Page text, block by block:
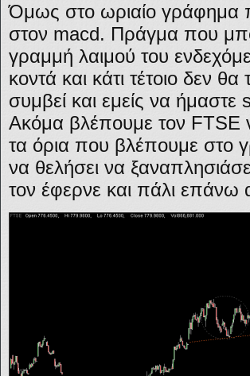
Όμως στο ωριαίο γράφημα
στον macd. Πράγμα που
γραμμή λαιμού του
κοντά και κάτι τέτοιο δεν
συμβεί και εμείς να ήμαστε
Ακόμα βλέπουμε τον FTSE
τα όρια που βλέπουμε στο
να θελήσει να
τον έφερνε και πάλι